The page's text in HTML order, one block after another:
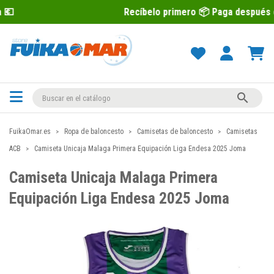
Recíbelo primero 📦 Paga después con

FuikaOmar.es Ropa de baloncesto Camisetas de baloncesto
Camisetas
ACB
Camiseta Unicaja Malaga Primera Equipación Liga Endesa 2025 Joma
Camiseta Unicaja Malaga Primera
Equipación Liga Endesa 2025 Joma